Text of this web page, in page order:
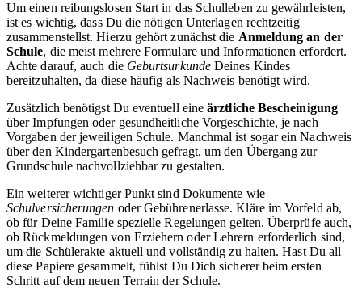
Um einen reibungslosen Start in das Schulleben zu gewährleisten,
ist es wichtig, dass Du die nötigen Unterlagen rechtzeitig
zusammenstellst. Hierzu gehört zunächst die Anmeldung an der
Schule, die meist mehrere Formulare und Informationen erfordert.
Achte darauf, auch die GeburtsurkundeDeines Kindes
bereitzuhalten, da diese häufig als Nachweis benötigt wird.
Zusätzlich benötigst Du eventuell eineärztliche Bescheinigung
über Impfungen oder gesundheitliche Vorgeschichte, je nach
Vorgaben der jeweiligen Schule. Manchmal ist sogar ein Nachweis
über den Kindergartenbesuch gefragt, um den Übergang zur
Grundschule nachvollziehbar zu gestalten.
Ein weiterer wichtiger Punkt sind Dokumente wie
Schulversicherungen oder Gebührenerlasse. Kläre im Vorfeld ab,
ob für Deine Familie spezielle Regelungen gelten. Überprüfe auch,
ob Rückmeldungen von Erziehern oder Lehrern erforderlich sind,
um die Schülerakte aktuell und vollständig zu halten. Hast Du all
diese Papiere gesammelt, fühlst Du Dich sicherer beim ersten
Schritt auf dem neuen Terrain der Schule.